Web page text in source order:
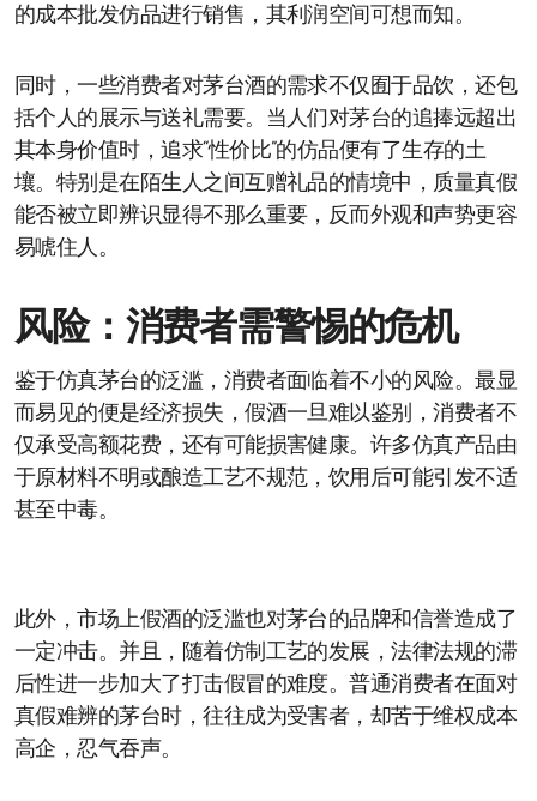
的成本批发仿品进行销售，其利润空间可想而知。
同时，一些消费者对茅台酒的需求不仅囿于品饮，还包
括个人的展示与送礼需要。当人们对茅台的追捧远超出
其本身价值时，追求“性价比”的仿品便有了生存的土
壤。特别是在陌生人之间互赠礼品的情境中，质量真假
能否被立即辨识显得不那么重要，反而外观和声势更容
易唬住人。
风险：消费者需警惕的危机
鉴于仿真茅台的泛滥，消费者面临着不小的风险。最显
而易见的便是经济损失，假酒一旦难以鉴别，消费者不
仅承受高额花费，还有可能损害健康。许多仿真产品由
于原材料不明或酿造工艺不规范，饮用后可能引发不适
甚至中毒。
此外，市场上假酒的泛滥也对茅台的品牌和信誉造成了
一定冲击。并且，随着仿制工艺的发展，法律法规的滞
后性进一步加大了打击假冒的难度。普通消费者在面对
真假难辨的茅台时，往往成为受害者，却苦于维权成本
高企，忍气吞声。